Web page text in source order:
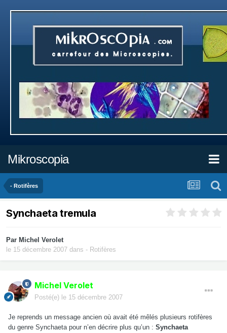
Mikroscopia
- Rotifères
Synchaeta tremula
Par Michel Verolet
le 15 décembre 2007 dans - Rotifères
Michel Verolet
Posté(e) le 15 décembre 2007
Je reprends un message ancien où avait été mêlés plusieurs rotifères
du genre Synchaeta pour n’en décrire plus qu’un : Synchaeta